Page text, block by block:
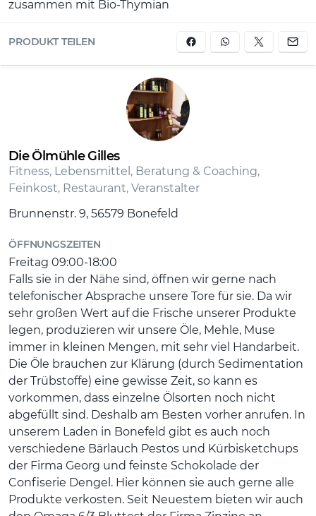
zusammen mit Bio-Thymian
PRODUKT TEILEN
Die Ölmühle Gilles
Fitness, Lebensmittel, Beratung & Coaching,
Feinkost, Restaurant, Veranstalter
Brunnenstr. 9, 56579 Bonefeld
ÖFFNUNGSZEITEN
Freitag 09:00-18:00
Falls sie in der Nähe sind, öffnen wir gerne nach
telefonischer Absprache unsere Tore für sie. Da wir
sehr großen Wert auf die Frische unserer Produkte
legen, produzieren wir unsere Öle, Mehle, Muse
immer in kleinen Mengen, mit sehr viel Handarbeit.
Die Öle brauchen zur Klärung (durch Sedimentation
der Trübstoffe) eine gewisse Zeit, so kann es
vorkommen, dass einzelne Ölsorten noch nicht
abgefüllt sind. Deshalb am Besten vorher anrufen. In
unserem Laden in Bonefeld gibt es auch noch
verschiedene Bärlauch Pestos und Kürbisketchups
der Firma Georg und feinste Schokolade der
Confiserie Dengel. Hier können sie auch gerne alle
Produkte verkosten. Seit Neuestem bieten wir auch